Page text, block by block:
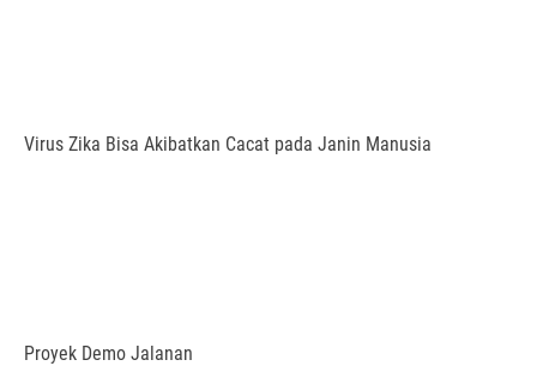
Virus Zika Bisa Akibatkan Cacat pada Janin Manusia
Proyek Demo Jalanan